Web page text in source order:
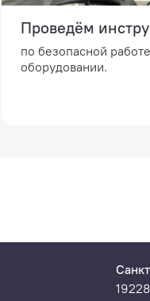
Проведём
по безопасной
оборудовании.